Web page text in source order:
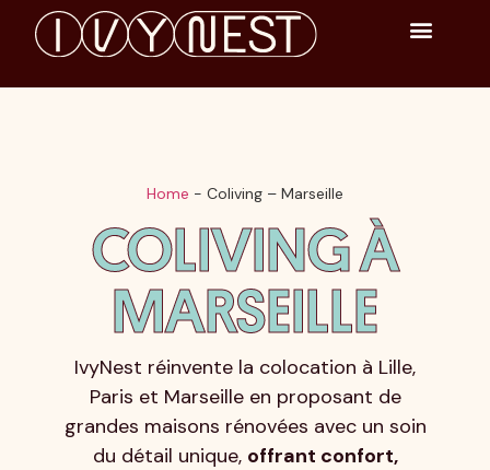
Home - Coliving – Marseille
COLIVING À
MARSEILLE
IvyNest réinvente la colocation à Lille,
Paris et Marseille en proposant de
grandes maisons rénovées avec un soin
du détail unique, offrant confort,